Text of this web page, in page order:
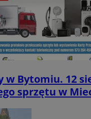
w Bytomiu. 12
sprzętu w